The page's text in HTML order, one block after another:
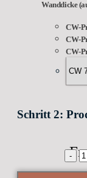
Wanddicke
CW-
CW-
CW-
Schritt 2: